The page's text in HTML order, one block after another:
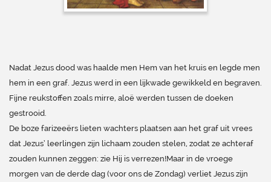
Nadat Jezus dood was haalde men Hem van het kruis en legde men
hem in een graf. Jezus werd in een lijkwade gewikkeld en begraven.
Fijne reukstoffen zoals mirre, aloë werden tussen de doeken
gestrooid.
De boze farizeeërs lieten wachters plaatsen aan het graf uit vrees
dat Jezus’ leerlingen zijn lichaam zouden stelen, zodat ze achteraf
zouden kunnen zeggen: zie Hij is verrezen!Maar in de vroege
morgen van de derde dag (voor ons de Zondag) verliet Jezus zijn